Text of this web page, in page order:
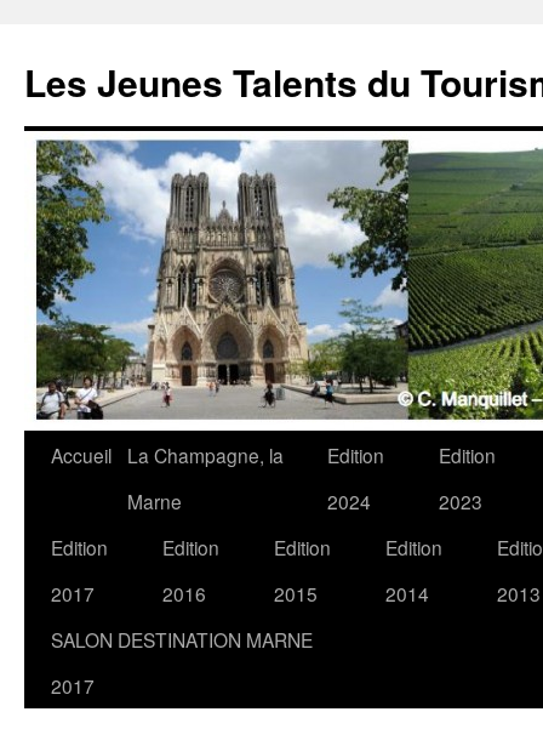
Les Jeunes Talents du
Accueil
La Champagne, la
Marne
Edition
2024
Edition
2023
Edition
2017
Edition
2016
Edition
2015
Edition
2014
2013
SALON DESTINATION MARNE
2017